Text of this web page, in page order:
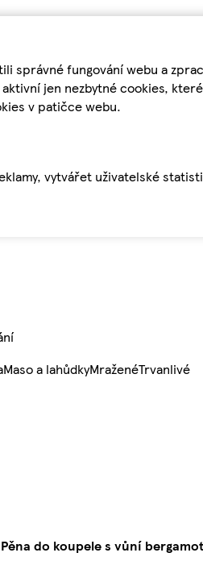
správné fungování webu a
jen nezbytné cookies,
v patičce webu.
vytvářet uživatelské
Maso a lahůdkyMraženéTrvanlivé
do koupele s vůní